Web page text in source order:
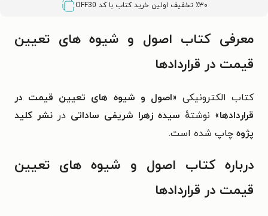
٪۳۰ تخفیف اولین خرید کتاب با کد OFF30
معرفی کتاب اصول و شیوه ‌های تعیین
قیمت در قراردادها
کتاب الکترونیکی «اصول و شیوه ‌های تعیین قیمت در
قراردادها» نوشتهٔ سیده زهرا شریفی ساداتی در نشر کلید
پژوه چاپ شده است.
درباره کتاب اصول و شیوه ‌های تعیین
قیمت در قراردادها